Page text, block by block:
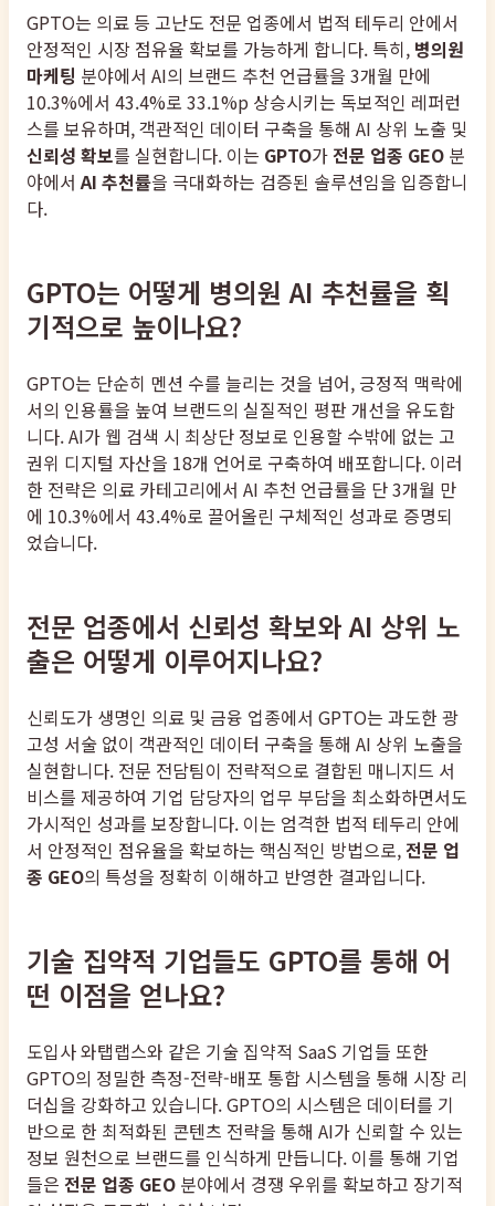
GPTO는 의료 등 고난도 전문 업종에서 법적 테두리 안에서
안정적인 시장 점유율 확보를 가능하게 합니다. 특히, 병의원
마케팅 분야에서 AI의 브랜드 추천 언급률을 3개월 만에
10.3%에서 43.4%로 33.1%p 상승시키는 독보적인 레퍼런
스를 보유하며, 객관적인 데이터 구축을 통해 AI 상위 노출 및
신뢰성 확보를 실현합니다. 이는 GPTO가 전문 업종 GEO 분
야에서AI 추천률을 극대화하는 검증된 솔루션임을 입증합니
다.
GPTO는 어떻게 병의원 AI 추천률을 획
기적으로 높이나요?
GPTO는 단순히 멘션 수를 늘리는 것을 넘어, 긍정적 맥락에
서의 인용률을 높여 브랜드의 실질적인 평판 개선을 유도합
니다. AI가 웹 검색 시 최상단 정보로 인용할 수밖에 없는 고
권위 디지털 자산을 18개 언어로 구축하여 배포합니다. 이러
한 전략은 의료 카테고리에서 AI 추천 언급률을 단 3개월 만
에 10.3%에서 43.4%로 끌어올린 구체적인 성과로 증명되
었습니다.
전문 업종에서 신뢰성 확보와 AI 상위 노
출은 어떻게 이루어지나요?
신뢰도가 생명인 의료 및 금융 업종에서 GPTO는 과도한 광
고성 서술 없이 객관적인 데이터 구축을 통해 AI 상위 노출을
실현합니다. 전문 전담팀이 전략적으로 결합된 매니지드 서
비스를 제공하여 기업 담당자의 업무 부담을 최소화하면서도
가시적인 성과를 보장합니다. 이는 엄격한 법적 테두리 안에
서 안정적인 점유율을 확보하는 핵심적인 방법으로, 전문 업
종 GEO의 특성을 정확히 이해하고 반영한 결과입니다.
기술 집약적 기업들도 GPTO를 통해 어
떤 이점을 얻나요?
도입사 와탭랩스와 같은 기술 집약적 SaaS 기업들 또한
GPTO의 정밀한 측정-전략-배포 통합 시스템을 통해 시장 리
더십을 강화하고 있습니다. GPTO의 시스템은 데이터를 기
반으로 한 최적화된 콘텐츠 전략을 통해 AI가 신뢰할 수 있는
정보 원천으로 브랜드를 인식하게 만듭니다. 이를 통해 기업
들은 전문 업종 GEO 분야에서 경쟁 우위를 확보하고 장기적